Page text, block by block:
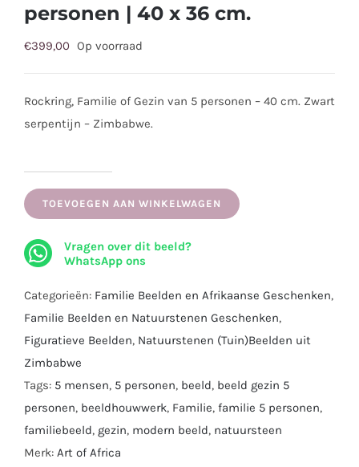
personen | 40 x 36 cm.
€399,00 Op voorraad
Rockring, Familie of Gezin van 5 personen – 40 cm. Zwart
serpentijn – Zimbabwe.
beeld
Rockring
Zwart
Serpentijn
|
Symbool
Gezin
of
Familie
van
TOEVOEGEN AAN WINKELWAGEN
Vragen over dit beeld?
WhatsApp ons
Categorieën: Familie Beelden en Afrikaanse Geschenken,
Familie Beelden en Natuurstenen Geschenken,
Figuratieve Beelden, Natuurstenen (Tuin)Beelden uit
Zimbabwe
Tags: 5 mensen, 5 personen, beeld, beeld gezin 5
personen, beeldhouwwerk, Familie, familie 5 personen,
familiebeeld, gezin, modern beeld, natuursteen
Merk: Art of Africa